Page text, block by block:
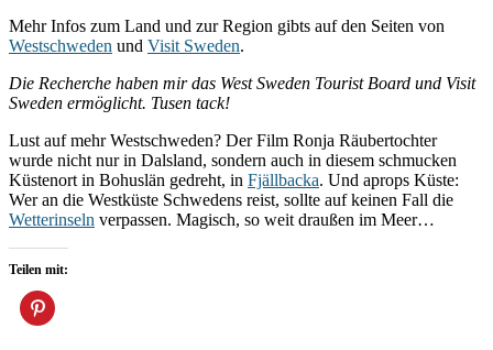
Mehr Infos zum Land und zur Region gibts auf den Seiten von
Westschweden und Visit Sweden.
Die Recherche haben mir das West Sweden Tourist Board und Visit
Sweden ermöglicht. Tusen tack!
Lust auf mehr Westschweden? Der Film Ronja Räubertochter
wurde nicht nur in Dalsland, sondern auch in diesem schmucken
Küstenort in Bohuslän gedreht, in Fjällbacka. Und aprops Küste:
Wer an die Westküste Schwedens reist, sollte auf keinen Fall die
Wetterinseln verpassen. Magisch, so weit draußen im Meer…
Teilen mit: